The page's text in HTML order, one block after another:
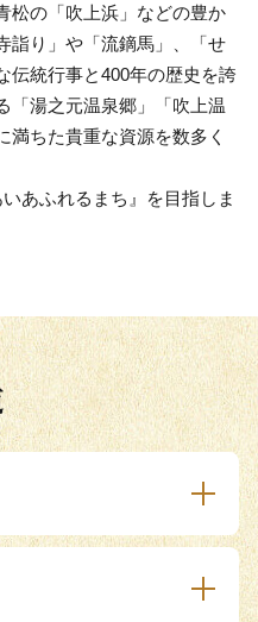
松の「吹上浜」などの豊か
詣り」や「流鏑馬」、「せ
伝統行事と400年の歴史を誇
「湯之元温泉郷」「吹上温
満ちた貴重な資源を数多く
あふれるまち』を目指しま